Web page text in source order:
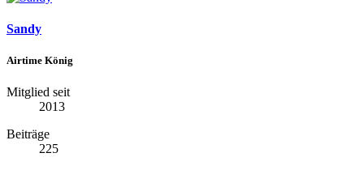
Sandy
Airtime König
Mitglied seit
2013
Beiträge
225